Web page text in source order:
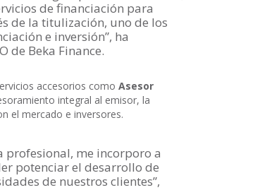
de financiación para
de la titulización, uno de los
e inversión”, ha
de Beka Finance.
accesorios como Asesor
integral al emisor, la
el mercado e inversores.
profesional, me incorporo a
potenciar el desarrollo de
de nuestros clientes”,